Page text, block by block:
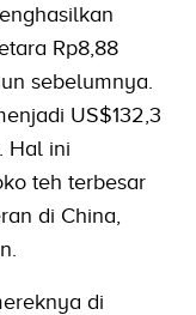
Rp8,88
sebelumnya.
US$132,3
Hal ini
teh terbesar
di China,
di